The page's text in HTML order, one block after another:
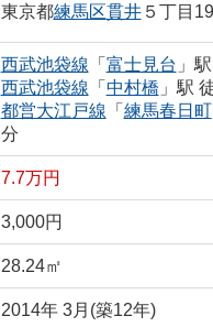
東京都練馬区貫井５丁目
西武池袋線 「 富士見台 」
西武池袋線 「 中村橋 」駅
都営大江戸線 「 練馬春日町
分
7.7万円
3,000円
28.24㎡
2014年 3月(築12年)